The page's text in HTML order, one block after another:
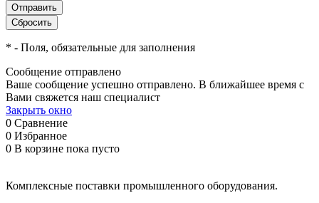
* - Поля, обязательные для заполнения
Сообщение отправлено
Ваше сообщение успешно отправлено. В ближайшее время с
Вами свяжется наш специалист
Закрыть окно
0 Сравнение
0 Избранное
0 В корзине пока пусто
Комплексные поставки промышленного оборудования.